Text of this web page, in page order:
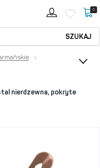
0
SZUKAJ
›
nierdzewna, pokryte